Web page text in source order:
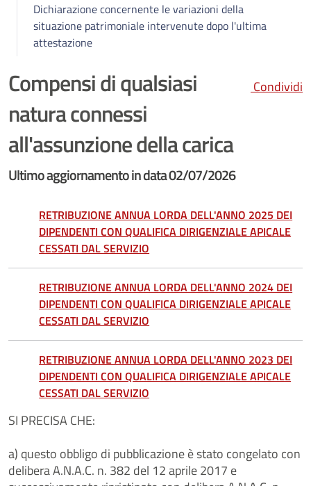
Dichiarazione concernente le variazioni della
situazione patrimoniale intervenute dopo l'ultima
attestazione
Compensi di qualsiasi
natura connessi
all'assunzione della carica
Condividi
Ultimo aggiornamento in data 02/07/2026
RETRIBUZIONE ANNUA LORDA DELL'ANNO 2025 DEI
DIPENDENTI CON QUALIFICA DIRIGENZIALE APICALE
CESSATI DAL SERVIZIO
RETRIBUZIONE ANNUA LORDA DELL'ANNO 2024 DEI
DIPENDENTI CON QUALIFICA DIRIGENZIALE APICALE
CESSATI DAL SERVIZIO
RETRIBUZIONE ANNUA LORDA DELL'ANNO 2023 DEI
DIPENDENTI CON QUALIFICA DIRIGENZIALE APICALE
CESSATI DAL SERVIZIO
SI PRECISA CHE:
a) questo obbligo di pubblicazione è stato congelato con
delibera A.N.A.C. n. 382 del 12 aprile 2017 e